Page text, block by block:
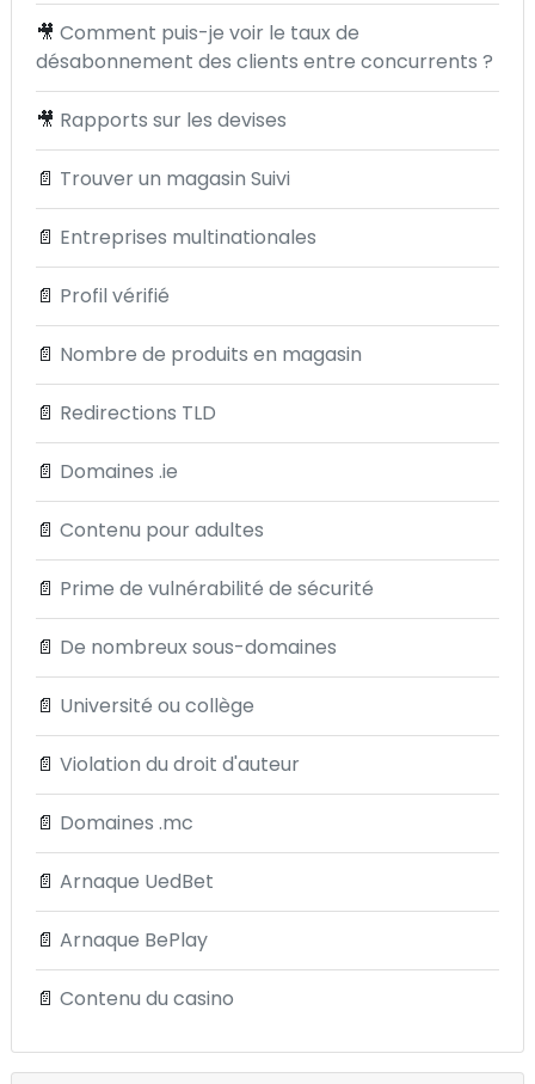
🎥 Comment puis-je voir le taux de
désabonnement des clients entre concurrents ?
🎥 Rapports sur les devises
📄 Trouver un magasin Suivi
📄 Entreprises multinationales
📄 Profil vérifié
📄 Nombre de produits en magasin
📄 Redirections TLD
📄 Domaines .ie
📄 Contenu pour adultes
📄 Prime de vulnérabilité de sécurité
📄 De nombreux sous-domaines
📄 Université ou collège
📄 Violation du droit d'auteur
📄 Domaines .mc
📄 Arnaque UedBet
📄 Arnaque BePlay
📄 Contenu du casino